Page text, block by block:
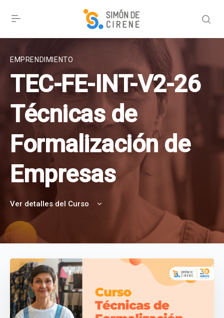
EMPRENDIMIENTO
TEC-FE-INT-V2-26
Técnicas de
Formalización de
Empresas
Ver detalles del Curso